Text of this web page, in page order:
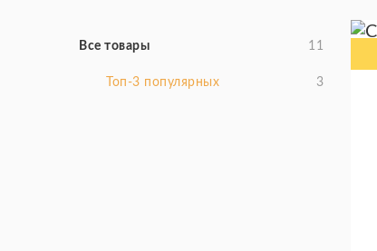
Все товары 11
Топ-3 популярных 3